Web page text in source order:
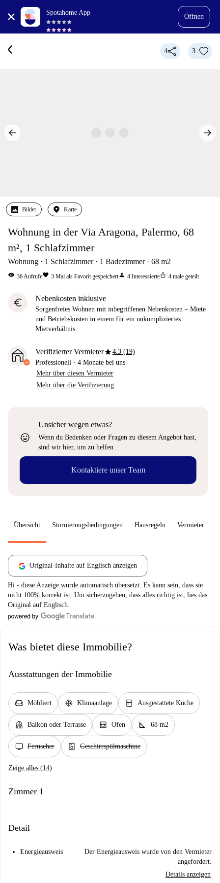
Spotahome App
Öffnen
4 3
Bilder Karte
Wohnung in der Via Aragona, Palermo, 68
m², 1 Schlafzimmer
Wohnung 1 Schlafzimmer 1 Badezimmer 68 m2
visibility 36Aufrufefavorite 3 Mal als Favorit gespeichertperson 4 Interessierteios_share 4 male geteilt
euro Nebenkosten inklusive
Sorgenfreies Wohnen mit inbegriffenen Nebenkosten – Miete
und Betriebskosten in einem für ein unkompliziertes
Mietverhältnis.
Verifizierter Vermieterstar4.3 (19)
Professionell · 4 Monate bei uns
Mehr über diesen Vermieter
Mehr über die Verifizierung
sentiment_very_satisfied
Unsicher wegen etwas?
Wenn du Bedenken oder Fragen zu diesem Angebot hast,
sind wir hier, um zu helfen.
Kontaktiere unser Team
Übersicht Stornierungsbedingungen Hausregeln Vermieter
Original-Inhalte auf Englisch anzeigen
Hi - diese Anzeige wurde automatisch übersetzt. Es kann sein, dass sie
nicht 100% korrekt ist. Um sicherzugehen, dass alles richtig ist, lies das
Original auf Englisch.
Was bietet diese Immobilie?
Ausstattungen der Immobilie
chair Möbliert ac_unit Klimaanlage kitchen Ausgestattete Küche
balcony Balkon oder Terrasse oven_gen Ofen square_foot 68 m2
tv Fernseher dishwasher_gen Geschirrspülmaschine
Zeige alles (14)
Zimmer 1
Detail
Energieausweis
Der Energieausweis wurde von den Vermieter
angefordert.
Details anzeigen